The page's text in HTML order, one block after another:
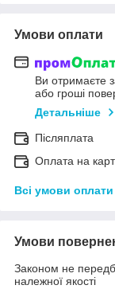
Умови оплати
Ви отримаєте
або гроші
Детальніше
Післяплата
Оплата на
Всі умови оплати
Умови
Законом не
належної якості